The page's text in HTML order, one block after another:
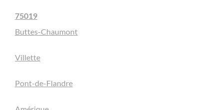
75019
Buttes-Chaumont
Villette
Pont-de-Flandre